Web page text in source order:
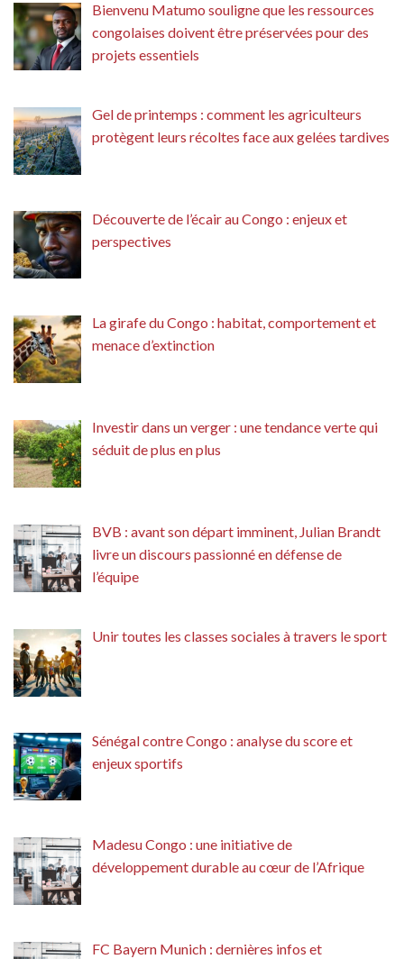
Bienvenu Matumo souligne que les ressources
congolaises doivent être préservées pour des
projets essentiels
Gel de printemps : comment les agriculteurs
protègent leurs récoltes face aux gelées tardives
Découverte de l’écair au Congo : enjeux et
perspectives
La girafe du Congo : habitat, comportement et
menace d’extinction
Investir dans un verger : une tendance verte qui
séduit de plus en plus
BVB : avant son départ imminent, Julian Brandt
livre un discours passionné en défense de
l’équipe
Unir toutes les classes sociales à travers le sport
Sénégal contre Congo : analyse du score et
enjeux sportifs
Madesu Congo : une initiative de
développement durable au cœur de l’Afrique
FC Bayern Munich : dernières infos et